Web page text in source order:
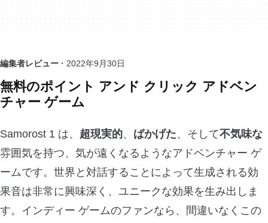
編集者レビュー · 2022年9月30日
無料のポイント アンド クリック アドベン
チャー ゲーム
Samorost 1 は、 超現実的、 ばかげた、そして不気味な
雰囲気を持つ、気が遠くなるようなアドベンチャー ゲ
ームです。世界と対話することによって生成される効
果音は非常に興味深く、ユニークな効果を生み出しま
す。インディー ゲームのファンなら、間違いなくこの